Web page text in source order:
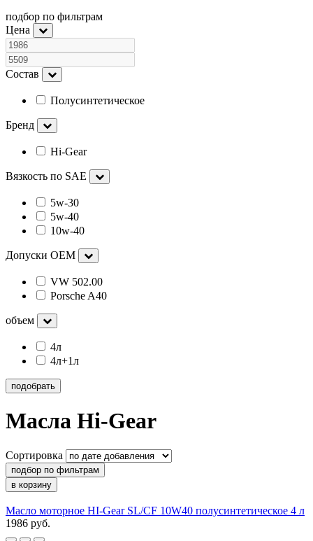
подбор по фильтрам
Цена
Состав
Полусинтетическое
Бренд
Hi-Gear
Вязкость по SAE
5w-30
5w-40
10w-40
Допуски OEM
VW 502.00
Porsche A40
объем
4л
4л+1л
подобрать
Масла Hi-Gear
Сортировка
подбор по фильтрам
в корзину
Масло моторное HI-Gear SL/CF 10W40 полусинтетическое 4 л
1986 руб.